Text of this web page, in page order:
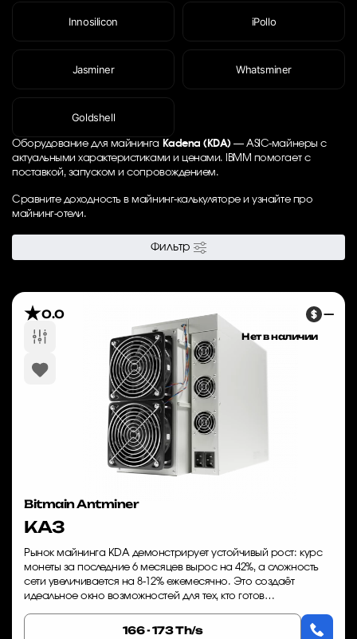
Innosilicon iPollo
Jasminer Whatsminer
Goldshell
Оборудование для майнинга Kadena (KDA)— ASIC-майнеры с
актуальными характеристиками и ценами. IBMM помогает с
поставкой, запуском и сопровождением.
Сравните доходность вмайнинг-калькулятореи узнайте про
майнинг-отели.
Фильтр
Bitmain Antminer
KA3
—
Рынок майнинга KDA демонстрирует устойчивый рост: курс
монеты за последние 6 месяцев вырос на 42%, а сложность
сети увеличивается на 8-12% ежемесячно. Это создаёт
идеальное окно возможностей для тех, кто готов
166 - 173 Th/s
Нет в наличии
0.0